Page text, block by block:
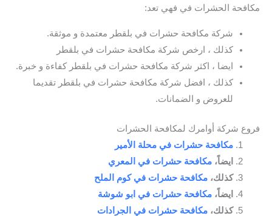
مكافحة الحشرات في فهي تعد:
شركة مكافحة حشرات في بلقطر معتمدة و موثقة.
كذلك ، ارخص شركة مكافحة حشرات في بلقطر
ايضا ، اكثر شركة مكافحة حشرات في بلقطر كفاءة و خبرة.
كذلك ، افضل شركة مكافحة حشرات في بلقطر تقديما
للعروض و الضمانات.
فروع شركة أوامرك لمكافحة الحشرات
مكافحة حشرات في محلة الأمير
ايضاً، مكافحة حشرات في المعري
كذلك، مكافحة حشرات في كوم الملح
ايضاً، مكافحة حشرات في ابو شوشة
كذلك، مكافحة حشرات في الجرادات